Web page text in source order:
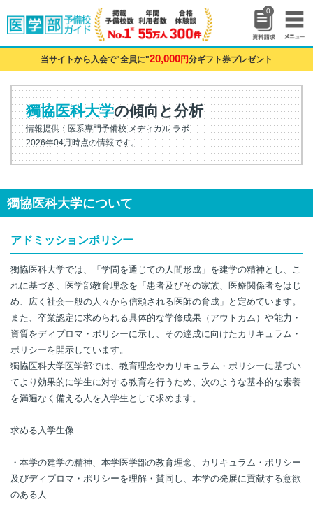
0
当サイトから入会で"全員に"20,000円分ギフト券プレゼント
獨協医科大学の傾向と分析
情報提供：医系専門予備校 メディカル ラボ
2026年04月時点の情報です。
獨協医科大学について
アドミッションポリシー
獨協医科大学では、「学問を通じての人間形成」を建学の精神とし、こ
れに基づき、医学部教育理念を「患者及びその家族、医療関係者をはじ
め、広く社会一般の人々から信頼される医師の育成」と定めています。
また、卒業認定に求められる具体的な学修成果（アウトカム）や能力・
資質をディプロマ・ポリシーに示し、その達成に向けたカリキュラム・
ポリシーを開示しています。
獨協医科大学医学部では、教育理念やカリキュラム・ポリシーに基づい
てより効果的に学生に対する教育を行うため、次のような基本的な素養
を満遍なく備える人を入学生として求めます。
求める入学生像
・本学の建学の精神、本学医学部の教育理念、カリキュラム・ポリシー
及びディプロマ・ポリシーを理解・賛同し、本学の発展に貢献する意欲
のある人